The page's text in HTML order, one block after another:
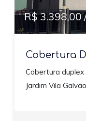
R$ 3.398,00
Cobertura
Cobertura duplex
Jardim Vila